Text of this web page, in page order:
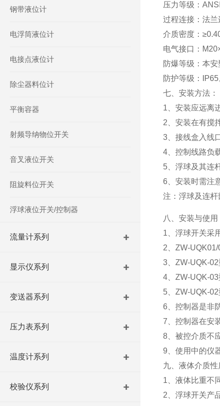
钢带液位计
电浮筒液位计
电接点液位计
除尘器料位计
平衡容器
射频导纳物位开关
音叉液位开关
阻旋料位开关
浮球液位开关/控制器
流量计系列
显示仪系列
变送器系列
压力表系列
温度计系列
校验仪系列
压力等级：
过程连接：法
介质密度：
电气接口：
防爆等级：本
防护等级：IP65
七、安装方法：
1、安装应远离
2、安装在有搅
3、接线盒入线
4、控制线路负
5、浮球及其连
6、安装时需注
注：浮球及连
八、安装与使用
1、浮球开关采
2、ZW-
3、ZW-UQK-
4、ZW-UQK-
5、ZW-UQK-
6、控制器是非
7、控制器在安
8、被控介质不
9、使用中的仪
九、液体介质
1、液体比重不
2、浮球开关产